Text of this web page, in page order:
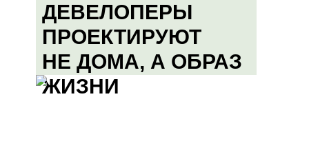
ДЕВЕЛОПЕРЫ
ПРОЕКТИРУЮТ
НЕ ДОМА, А ОБРАЗ
ЖИЗНИ